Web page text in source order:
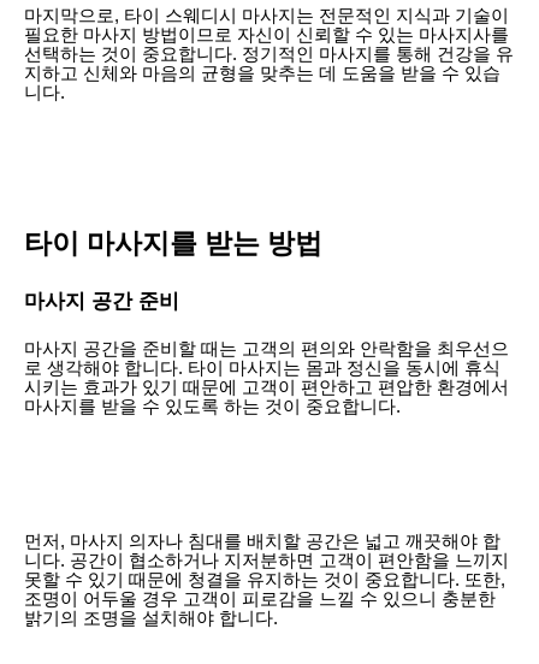
마지막으로, 타이 스웨디시 마사지는 전문적인 지식과 기술이
필요한 마사지 방법이므로 자신이 신뢰할 수 있는 마사지사를
선택하는 것이 중요합니다. 정기적인 마사지를 통해 건강을 유
지하고 신체와 마음의 균형을 맞추는 데 도움을 받을 수 있습
니다.
타이 마사지를 받는 방법
마사지 공간 준비
마사지 공간을 준비할 때는 고객의 편의와 안락함을 최우선으
로 생각해야 합니다. 타이 마사지는 몸과 정신을 동시에 휴식
시키는 효과가 있기 때문에 고객이 편안하고 편압한 환경에서
마사지를 받을 수 있도록 하는 것이 중요합니다.
먼저, 마사지 의자나 침대를 배치할 공간은 넓고 깨끗해야 합
니다. 공간이 협소하거나 지저분하면 고객이 편안함을 느끼지
못할 수 있기 때문에 청결을 유지하는 것이 중요합니다. 또한,
조명이 어두울 경우 고객이 피로감을 느낄 수 있으니 충분한
밝기의 조명을 설치해야 합니다.